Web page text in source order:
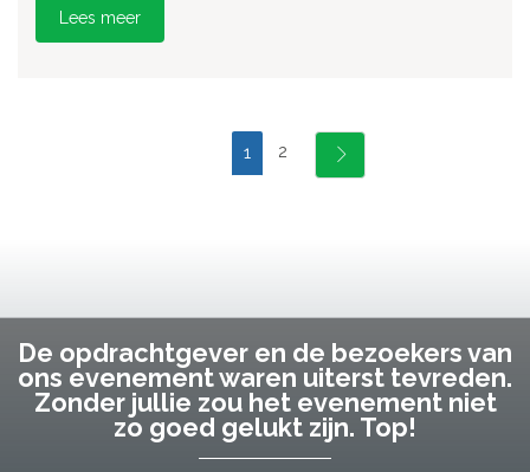
Lees meer
1 2
De opdrachtgever en de bezoekers van
ons evenement waren uiterst tevreden.
Zonder jullie zou het evenement niet
zo goed gelukt zijn. Top!